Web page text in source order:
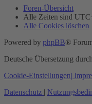
Foren-Übersicht
Alle Zeiten sind
Alle Cookies löschen
Powered by phpBB®
Deutsche Übersetzung
Cookie-Einstellungen|
Datenschutz |